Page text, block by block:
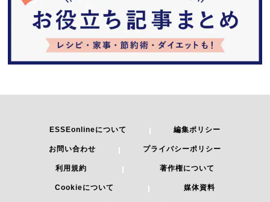
ESSEonlineについて 編集ポリシー
お問い合わせ プライバシーポリシー
利用規約 著作権について
Cookieについて 媒体資料